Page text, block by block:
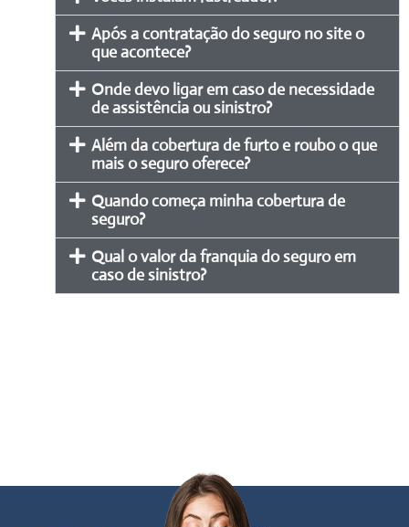
Após a contratação do seguro no site o
que acontece?
Onde devo ligar em caso de necessidade
de assistência ou sinistro?
Além da cobertura de furto e roubo o que
mais o seguro oferece?
Quando começa minha cobertura de
seguro?
Qual o valor da franquia do seguro em
caso de sinistro?